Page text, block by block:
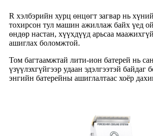
R хэлбэрийн хурц өнцөгт загвар нь
тохирсон тул машин ажиллаж байх үед
өндөр настан, хүүхдүүд арьсаа
ашиглах боломжтой.
Том багтаамжтай лити-ион батерей нь
үзүүлэхгүйгээр удаан эдэлгээтэй байдаг
энгийн батерейны ашиглалтаас хоёр